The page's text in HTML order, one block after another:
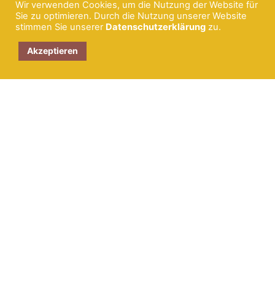
Wir verwenden Cookies, um die Nutzung der Website für
Sie zu optimieren. Durch die Nutzung unserer Website
stimmen Sie unserer Datenschutzerklärung zu.
Akzeptieren